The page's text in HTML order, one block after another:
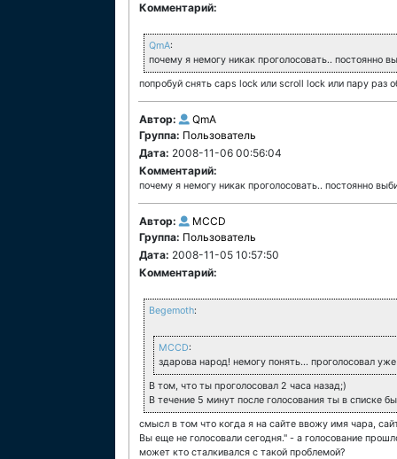
Комментарий:
QmA:
почему я немогу никак проголосовать.. постоянно
попробуй снять caps lock или scroll lock или пару раз
Автор:
QmA
Группа: Пользователь
Дата: 2008-11-06 00:56:04
Комментарий:
почему я немогу никак проголосовать.. постоянно
Автор:
MCCD
Группа: Пользователь
Дата: 2008-11-05 10:57:50
Комментарий:
Begemoth:
MCCD:
здарова народ! немогу понять... проголосовал
В том, что ты проголосовал 2 часа назад;)
В течение 5 минут после голосования ты в списке
смысл в том что когда я на сайте ввожу имя чара,
Вы еще не голосовали сегодня." - а голосование
может кто сталкивался с такой проблемой?